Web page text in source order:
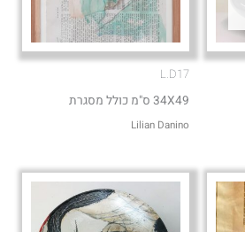
L.D17
34X49 ס"מ כולל מסגרת
Lilian Danino